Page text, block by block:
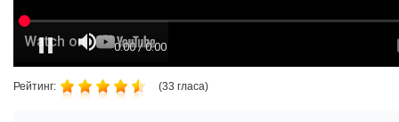
Рейтинг: (33 гласа)